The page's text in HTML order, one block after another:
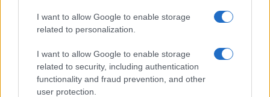
I want to allow Google to enable storage
related to personalization.
I want to allow Google to enable storage
related to security, including authentication
functionality and fraud prevention, and other
user protection.
IL PIÙ LETTO DEL MESE